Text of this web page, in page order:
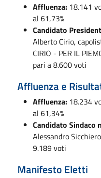
Affluenza: 18.141
al 61,73%
Candidato
Alberto Cirio,
CIRIO - PER IL
pari a 8.600 voti
Affluenza e
Affluenza: 18.234
al 61,34%
Candidato Sindaco
Alessandro
9.189 voti
Manifesto Eletti